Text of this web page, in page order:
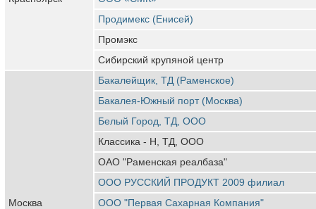
Продимекс (Енисей)
Промэкс
Сибирский крупяной центр
Москва
Бакалейщик, ТД (Раменское)
Бакалея-Южный порт (Москва)
Белый Город, ТД, ООО
Классика - Н, ТД, ООО
ОАО "Раменская реалбаза"
ООО РУССКИЙ ПРОДУКТ 2009 филиал
ООО "Первая Сахарная Компания"